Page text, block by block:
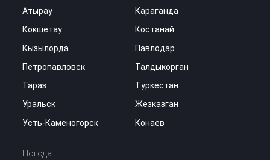
Атырау
Караганда
Кокшетау
Костанай
Кызылорда
Павлодар
Петропавловск
Талдыкорган
Тараз
Туркестан
Уральск
Жезказган
Усть-Каменогорск
Конаев
Погода